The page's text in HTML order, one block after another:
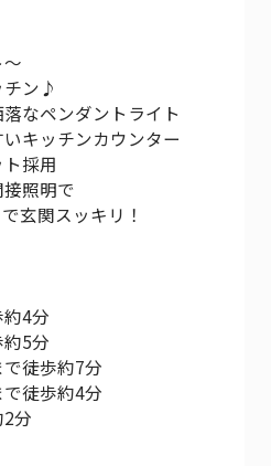
チン♪
なペンダントライト
キッチンカウンター
採用
照明で
玄関スッキリ！
約4分
約5分
で徒歩約7分
で徒歩約4分
2分